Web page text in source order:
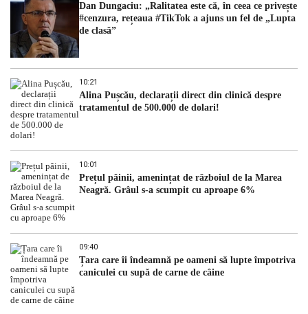
Dan Dungaciu: „Ralitatea este că, în ceea ce privește
#cenzura, rețeaua #TikTok a ajuns un fel de „Lupta
de clasă”
10:21
Alina Pușcău, declarații direct din clinică despre
tratamentul de 500.000 de dolari!
10:01
Prețul pâinii, amenințat de războiul de la Marea
Neagră. Grâul s-a scumpit cu aproape 6%
09:40
Țara care îi îndeamnă pe oameni să lupte împotriva
caniculei cu supă de carne de câine